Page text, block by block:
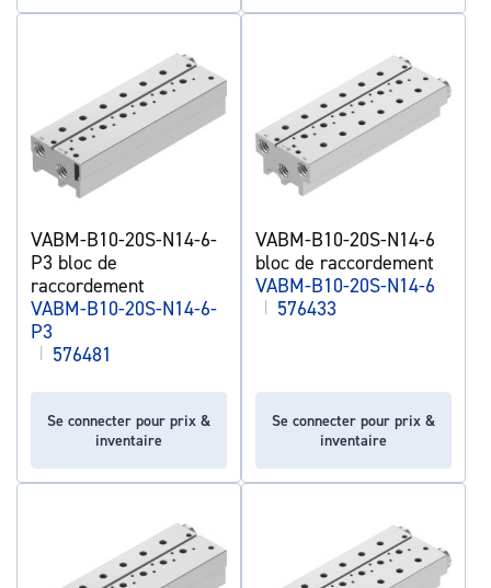
VABM-B10-20S-N14-6-
P3 bloc de
raccordement
VABM-B10-20S-N14-6-
P3
| 576481
Se connecter pour prix &
inventaire
VABM-B10-20S-N14-6
bloc de raccordement
VABM-B10-20S-N14-6
| 576433
Se connecter pour prix &
inventaire